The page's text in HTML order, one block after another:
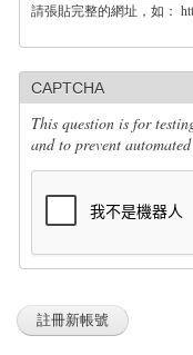
請
CAPTCHA
This question is for
and to prevent